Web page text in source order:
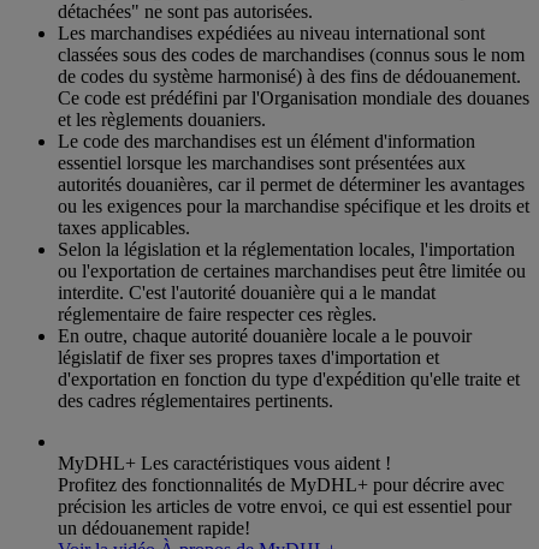
détachées" ne sont pas autorisées.
Les marchandises expédiées au niveau international sont
classées sous des codes de marchandises (connus sous le nom
de codes du système harmonisé) à des fins de dédouanement.
Ce code est prédéfini par l'Organisation mondiale des douanes
et les règlements douaniers.
Le code des marchandises est un élément d'information
essentiel lorsque les marchandises sont présentées aux
autorités douanières, car il permet de déterminer les avantages
ou les exigences pour la marchandise spécifique et les droits et
taxes applicables.
Selon la législation et la réglementation locales, l'importation
ou l'exportation de certaines marchandises peut être limitée ou
interdite. C'est l'autorité douanière qui a le mandat
réglementaire de faire respecter ces règles.
En outre, chaque autorité douanière locale a le pouvoir
législatif de fixer ses propres taxes d'importation et
d'exportation en fonction du type d'expédition qu'elle traite et
des cadres réglementaires pertinents.
MyDHL+ Les caractéristiques vous aident !
Profitez des fonctionnalités de MyDHL+ pour décrire avec
précision les articles de votre envoi, ce qui est essentiel pour
un dédouanement rapide!